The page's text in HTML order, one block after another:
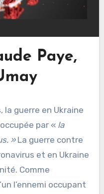
Paye,
la guerre en Ukraine
par « la
»La guerre contre
et en Ukraine
Comme
l’ennemi occupant